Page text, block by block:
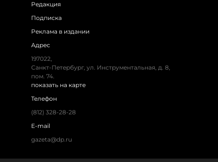
Редакция
Подписка
Реклама в издании
Адрес
197022,
Санкт-Петербург, ул. Инструментальная, д. 8,
пом. 74.
показать на карте
Телефон
(812) 328-28-28
E-mail
gazeta@dp.ru